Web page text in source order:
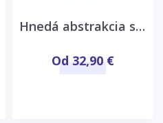
Hnedá abstrakcia s kruhom
Od 32,90 €